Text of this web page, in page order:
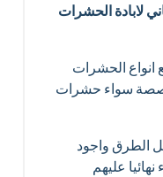
لابادة الحشرات
الحشرات
سواء حشرات
الطرق واجود
عليهم